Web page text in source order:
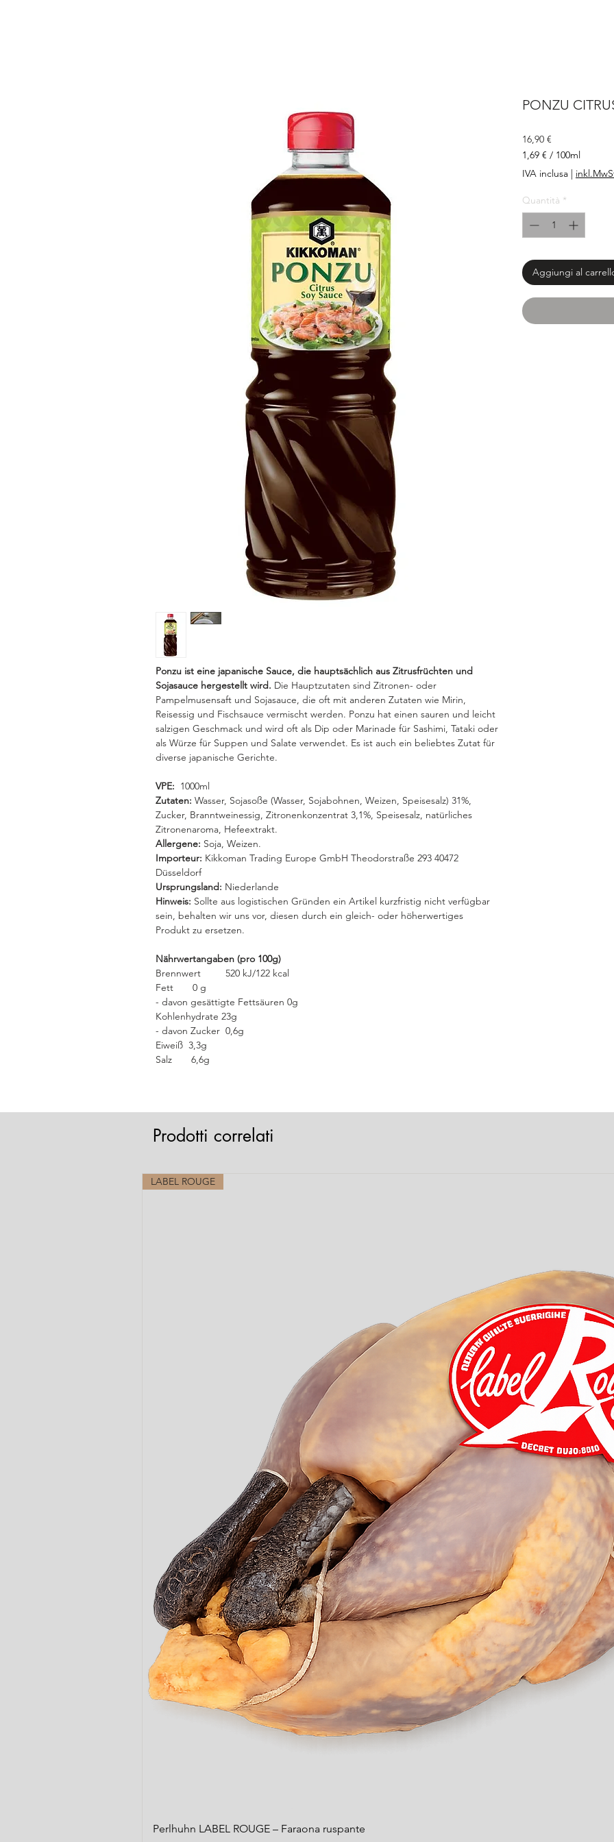
Ponzu ist eine japanische Sauce, die hauptsächlich aus Zitrusfrüchten und
Sojasauce hergestellt wird. Die Hauptzutaten sind Zitronen- oder
Pampelmusensaft und Sojasauce, die oft mit anderen Zutaten wie Mirin,
Reisessig und Fischsauce vermischt werden. Ponzu hat einen sauren und leicht
salzigen Geschmack und wird oft als Dip oder Marinade für Sashimi, Tataki oder
als Würze für Suppen und Salate verwendet. Es ist auch ein beliebtes Zutat für
diverse japanische Gerichte.
VPE: 1000ml
Zutaten: Wasser, Sojasoße (Wasser, Sojabohnen, Weizen, Speisesalz) 31%,
Zucker, Branntweinessig, Zitronenkonzentrat 3,1%, Speisesalz, natürliches
Zitronenaroma, Hefeextrakt.
Allergene: Soja, Weizen.
Importeur: Kikkoman Trading Europe GmbH Theodorstraße 293 40472
Düsseldorf
Ursprungsland: Niederlande
Hinweis: Sollte aus logistischen Gründen ein Artikel kurzfristig nicht verfügbar
sein, behalten wir uns vor, diesen durch ein gleich- oder höherwertiges
Produkt zu ersetzen.
Nährwertangaben (pro 100g)
Brennwert 520 kJ/122 kcal
Fett 0 g
- davon gesättigte Fettsäuren 0g
Kohlenhydrate 23g
- davon Zucker 0,6g
Eiweiß 3,3g
Salz 6,6g
PONZU
16,90 €
1,69 € / 100ml
1,69 €
ogni
100
Millilitri
IVA inclusa |
Quantità *
Aggiungi al
Prodotti correlati
LABEL ROUGE
Perlhuhn LABEL ROUGE – Faraona ruspante